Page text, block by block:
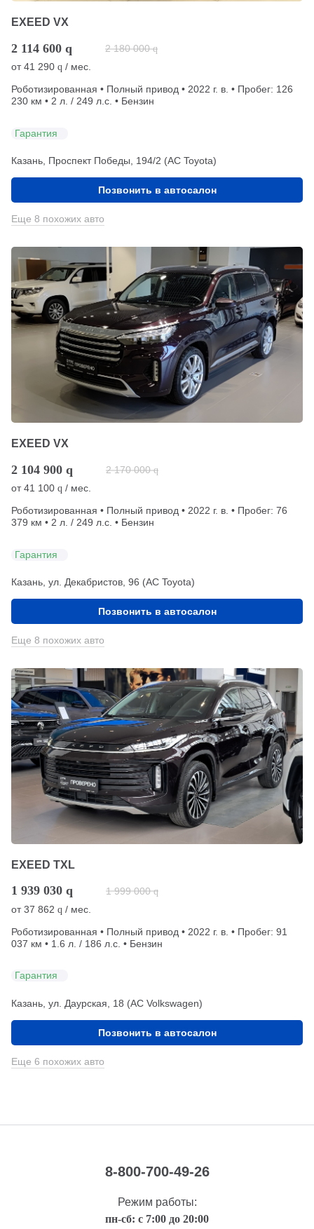
EXEED VX
2 114 600 q 2 180 000 q
от41 290 q / мес.
Роботизированная • Полный привод • 2022 г. в. • Пробег: 126
230 км • 2 л. / 249 л.с. • Бензин
Гарантия
Казань, Проспект Победы, 194/2 (АС Toyota)
Позвонить в автосалон
Еще 8 похожих авто
EXEED VX
2 104 900 q 2 170 000 q
от41 100 q / мес.
Роботизированная • Полный привод • 2022 г. в. • Пробег: 76
379 км • 2 л. / 249 л.с. • Бензин
Гарантия
Казань, ул. Декабристов, 96 (АС Toyota)
Позвонить в автосалон
Еще 8 похожих авто
EXEED TXL
1 939 030 q 1 999 000 q
от37 862 q / мес.
Роботизированная • Полный привод • 2022 г. в. • Пробег: 91
037 км • 1.6 л. / 186 л.с. • Бензин
Гарантия
Казань, ул. Даурская, 18 (АС Volkswagen)
Позвонить в автосалон
Еще 6 похожих авто
8-800-700-49-26
Режим работы:
пн-сб: с 7:00 до 20:00